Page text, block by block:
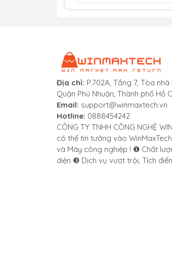
Bệ mở được thiết kế chắc
Việc kiểm tra trọng lượng
Địa chỉ: P.702A, Tầng 7, Tòa
Quận Phú Nhuận, Thành phố Hồ
Email: support@winmaxtech.vn
Hotline: 0888454242
CÔNG TY TNHH CÔNG NGHỆ
có thể tin tưởng vào
và Máy công nghiệp ! ❶ Chất
diện ❸ Dịch vụ vượt trội, Tích